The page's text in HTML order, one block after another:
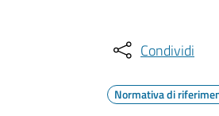
Condividi
Normativa di